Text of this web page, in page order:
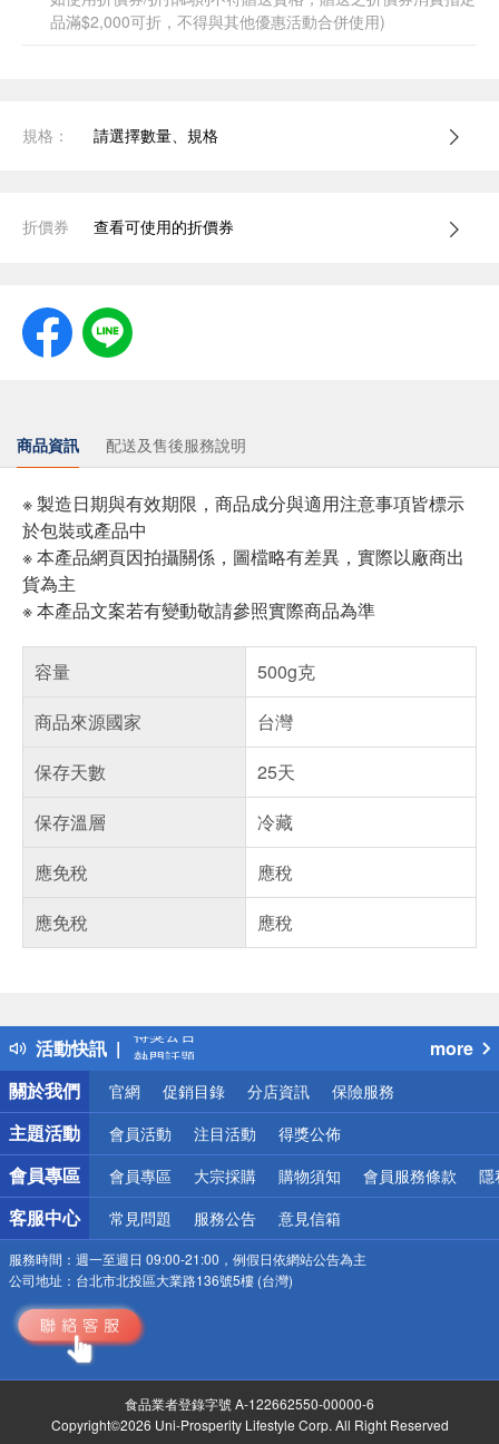
品滿$2,000可折，不得與其他優惠活動合併使用)
規格： 請選擇數量、規格
折價券 查看可使用的折價券
商品資訊 配送及售後服務說明
※ 製造日期與有效期限，商品成分與適用注意事項皆標示
於包裝或產品中
※ 本產品網頁因拍攝關係，圖檔略有差異，實際以廠商出
貨為主
※ 本產品文案若有變動敬請參照實際商品為準
容量
500g克
商品來源國家
台灣
保存天數
25天
保存溫層
冷藏
應免稅
應稅
應免稅
應稅
活動快訊
得獎公告
熱門話題
銀行優惠
偏遠地區配送
詐騙網頁！請小心！
more
關於我們
官網 促銷目錄 分店資訊 保險服務
主題活動 會員活動 注目活動 得獎公佈
會員專區 會員專區 大宗採購 購物須知 會員服務條款 隱
客服中心 常見問題 服務公告 意見信箱
服務時間： 週一至週日 09:00-21:00，例假日依網站公告為主
公司地址： 台北市北投區大業路136號5樓 (台灣)
食品業者登錄字號 A-122662550-00000-6
Copyright©2026 Uni-Prosperity Lifestyle Corp. All Right Reserved